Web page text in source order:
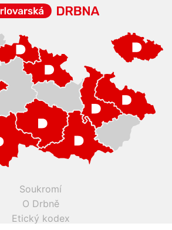
Soukromí
O Drbně
Etický kodex